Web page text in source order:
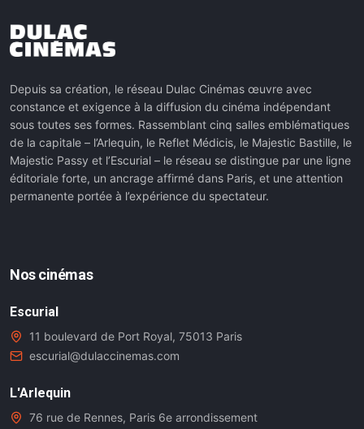
Depuis sa création, le réseau Dulac Cinémas œuvre avec
constance et exigence à la diffusion du cinéma indépendant
sous toutes ses formes. Rassemblant cinq salles emblématiques
de la capitale – l’Arlequin, le Reflet Médicis, le Majestic Bastille, le
Majestic Passy et l’Escurial – le réseau se distingue par une ligne
éditoriale forte, un ancrage affirmé dans Paris, et une attention
permanente portée à l’expérience du spectateur.
Nos cinémas
Escurial
11 boulevard de Port Royal, 75013 Paris
escurial@dulaccinemas.com
L'Arlequin
76 rue de Rennes, Paris 6e arrondissement